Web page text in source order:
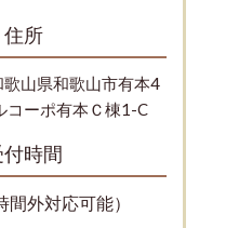
住所
山県和歌山市有本4
コーポ有本Ｃ棟1-C
付時間
間外対応可能）